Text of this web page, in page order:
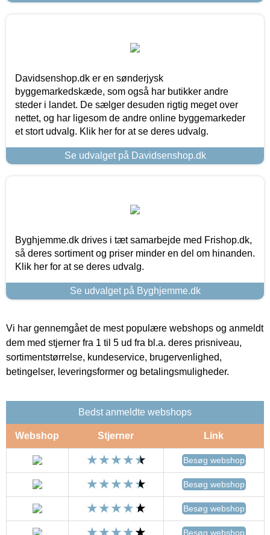
Davidsenshop.dk er en sønderjysk
byggemarkedskæde, som også har butikker andre
steder i landet. De sælger desuden rigtig meget over
nettet, og har ligesom de andre online byggemarkeder
et stort udvalg. Klik her for at se deres udvalg.
Se udvalget på Davidsenshop.dk
Byghjemme.dk drives i tæt samarbejde med Frishop.dk,
så deres sortiment og priser minder en del om hinanden.
Klik her for at se deres udvalg.
Se udvalget på Byghjemme.dk
Vi har gennemgået de mest populære webshops og anmeldt
dem med stjerner fra 1 til 5 ud fra bl.a. deres prisniveau,
sortimentstørrelse, kundeservice, brugervenlighed,
betingelser, leveringsformer og betalingsmuligheder.
Bedst anmeldte webshops
Webshop Stjerner Link
Besøg webshop
Besøg webshop
Besøg webshop
Besøg webshop